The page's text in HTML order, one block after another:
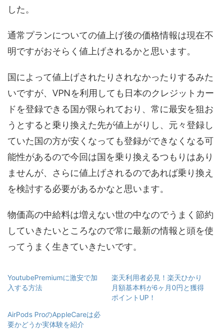
した。
通常プランについての値上げ後の価格情報は現在不
明ですがおそらく値上げされるかと思います。
国によって値上げされたりされなかったりするみた
いですが、VPNを利用しても日本のクレジットカー
ドを登録できる国が限られており、常に最安を狙お
うとすると乗り換えた先が値上がりし、元々登録し
ていた国の方が安くなっても登録ができなくなる可
能性があるので今回は国を乗り換えるつもりはあり
ませんが、さらに値上げされるのであれば乗り換え
を検討する必要があるかなと思います。
物価高の中給料は増えない世の中なのでうまく節約
していきたいところなので常に最新の情報と頭を使
ってうまく生きていきたいです。
YoutubePremiumに激安で加
入する方法
楽天利用者必見！楽天ひかり
月額基本料が6ヶ月0円と獲得
ポイントUP！
AirPods ProのAppleCareは必
要かどうか実体験を紹介